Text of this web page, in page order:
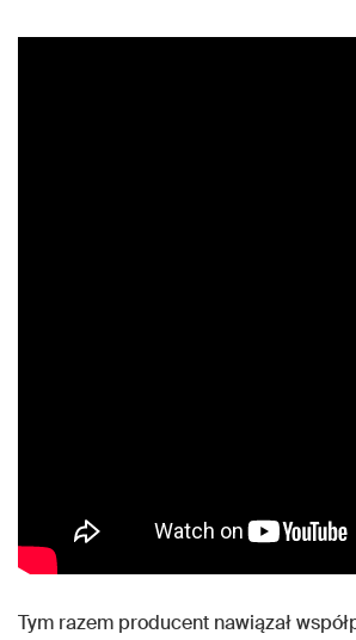
Tym razem producent nawiązał